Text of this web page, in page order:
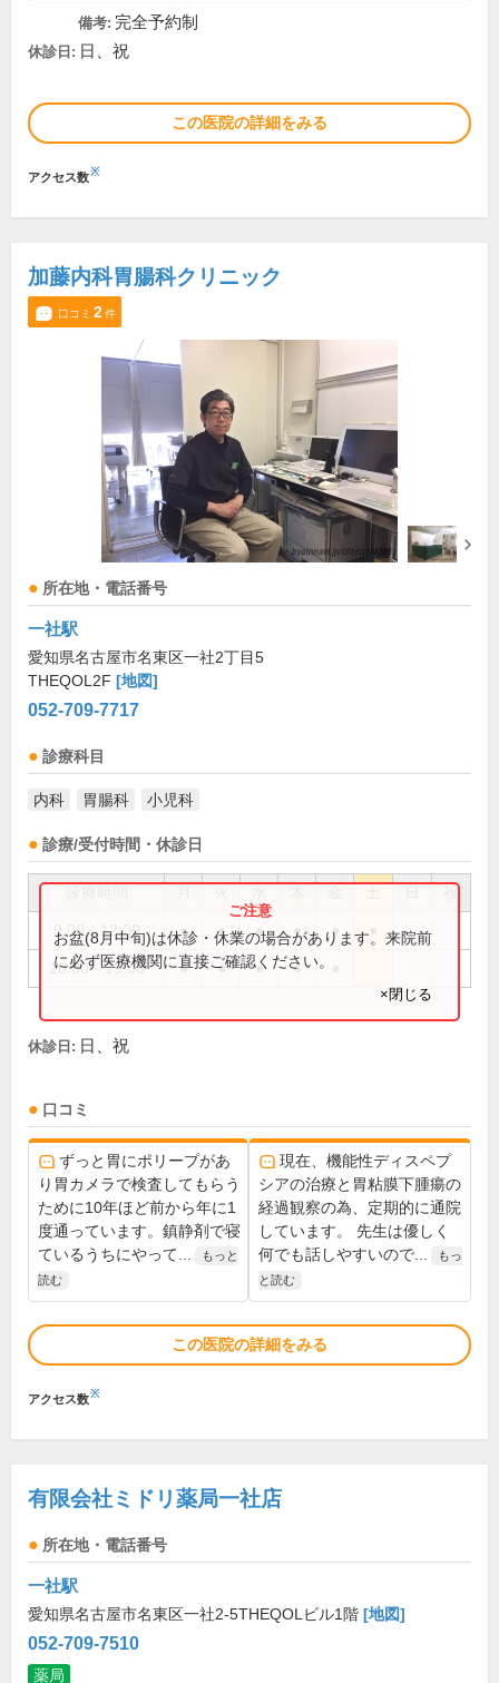
備考: 完全予約制
休診日: 日、祝
この医院の詳細をみる
アクセス数※
加藤内科胃腸科クリニック
口コミ 2件
所在地・電話番号
一社駅
愛知県名古屋市名東区一社2丁目5
THEQOL2F [地図]
052-709-7717
診療科目
内科 胃腸科 小児科
診療/受付時間・休診日
祝
9:00～12:00 ● ● ● ● ●
16:00～19:00 ● ● ● ●
お盆(8月中旬)は休診・休業の場合があります。来院前
に必ず医療機関に直接ご確認ください。
×閉じる
休診日: 日、祝
口コミ
ずっと胃にポリープがあ
り胃カメラで検査してもらう
ために10年ほど前から年に1
度通っています。鎮静剤で寝
ているうちにやって...
もっと
読む
現在、機能性ディスペプ
シアの治療と胃粘膜下腫瘍の
経過観察の為、定期的に通院
しています。 先生は優しく
何でも話しやすいので...
もっ
と読む
この医院の詳細をみる
アクセス数※
有限会社ミドリ薬局一社店
所在地・電話番号
一社駅
愛知県名古屋市名東区一社2-5THEQOLビル1階 [地図]
052-709-7510
薬局